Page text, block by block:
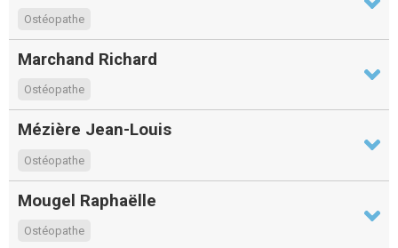
Ostéopathe
Marchand Richard
Ostéopathe
Mézière Jean-Louis
Ostéopathe
Mougel Raphaëlle
Ostéopathe